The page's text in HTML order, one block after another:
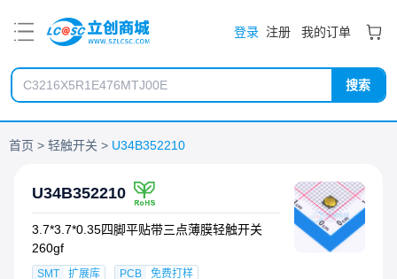
登录 注册 我的订单
搜索
首页 轻触开关 U34B352210
U34B352210
3.7*3.7*0.35四脚平贴带三点薄膜轻触开关
260gf
SMT 扩展库 PCB
免费打样